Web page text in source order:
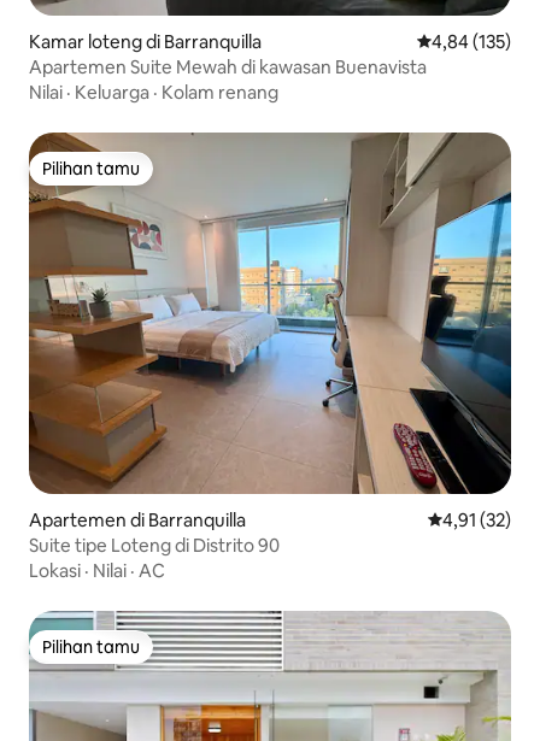
Kamar loteng di Barranquilla Nilai rata-rata
4,84 (135)
Apartemen Suite Mewah di kawasan Buenavista
Nilai · Keluarga · Kolam renang
Pilihan tamu
Pilihan tamu
Apartemen di Barranquilla Nilai rata-
4,91 (32)
Suite tipe Loteng di Distrito 90
Lokasi · Nilai · AC
Pilihan tamu
Pilihan tamu